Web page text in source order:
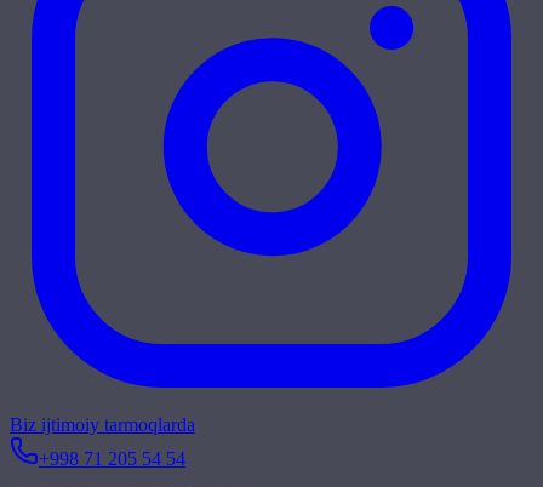
Biz ijtimoiy tarmoqlarda
+998 71 205 54 54